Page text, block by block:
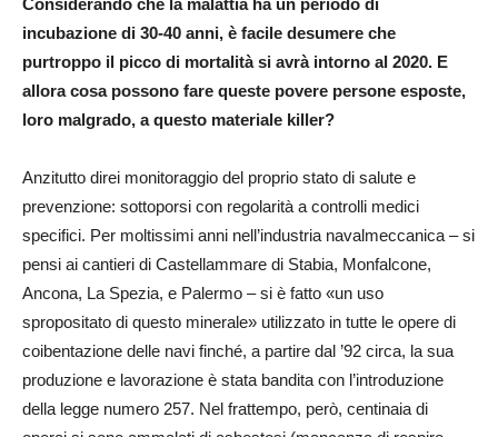
Considerando che la malattia ha un periodo di
incubazione di 30-40 anni, è facile desumere che
purtroppo il picco di mortalità si avrà intorno al 2020. E
allora cosa possono fare queste povere persone esposte,
loro malgrado, a questo materiale killer?
Anzitutto direi monitoraggio del proprio stato di salute e
prevenzione: sottoporsi con regolarità a controlli medici
specifici. Per moltissimi anni nell’industria navalmeccanica – si
pensi ai cantieri di Castellammare di Stabia, Monfalcone,
Ancona, La Spezia, e Palermo – si è fatto «un uso
spropositato di questo minerale» utilizzato in tutte le opere di
coibentazione delle navi finché, a partire dal ’92 circa, la sua
produzione e lavorazione è stata bandita con l’introduzione
della legge numero 257. Nel frattempo, però, centinaia di